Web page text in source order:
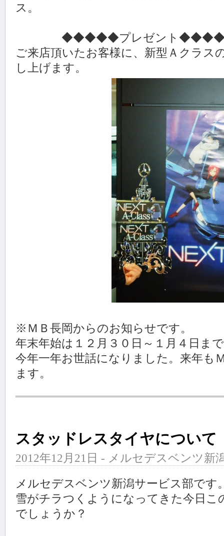
ス。
◆◆◆◆◆プレゼント
ご来店頂いたお客様に、新型Ａクラス
し上げます。
※ＭＢ長岡からのお知らせです。
年末年始は１２月３０日～１月４日ま
今年一年お世話になりました。来年も
ます。
スタッドレスタイヤについて
2012年12月21日 - メルセデスベンツ新
メルセデスベンツ新潟サービス部です
雪がチラつくようになってきた今日こ
でしょうか？